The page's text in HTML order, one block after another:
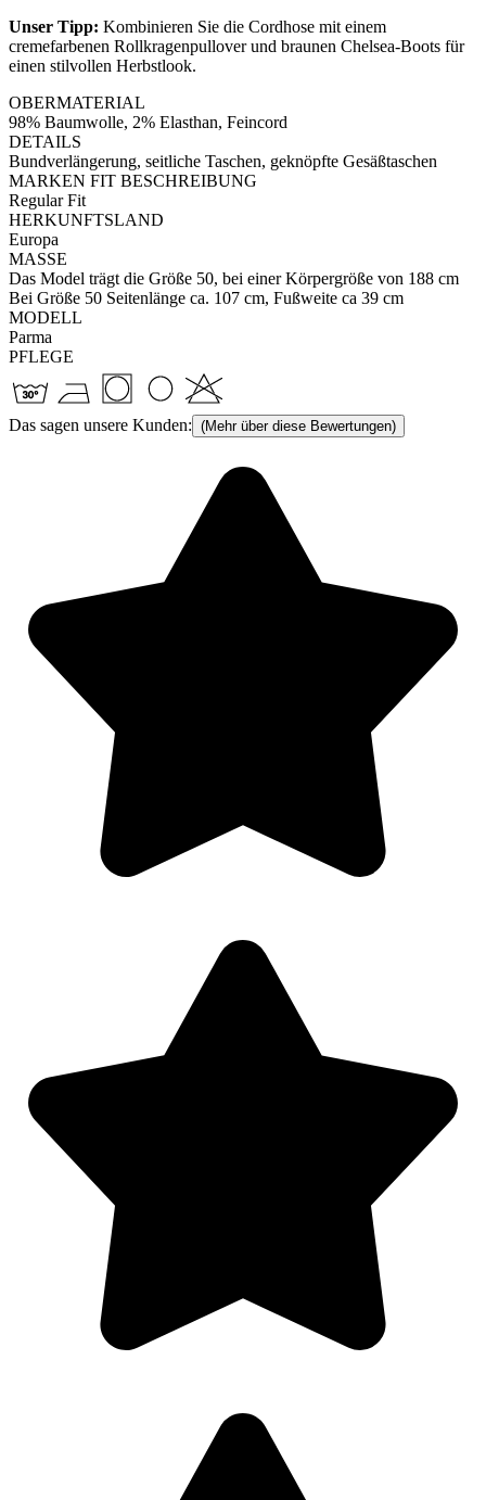
Unser Tipp: Kombinieren Sie die Cordhose mit einem
cremefarbenen Rollkragenpullover und braunen Chelsea-Boots für
einen stilvollen Herbstlook.
OBERMATERIAL
98% Baumwolle, 2% Elasthan, Feincord
DETAILS
Bundverlängerung, seitliche Taschen, geknöpfte Gesäßtaschen
MARKEN FIT BESCHREIBUNG
Regular Fit
HERKUNFTSLAND
Europa
MASSE
Das Model trägt die Größe 50, bei einer Körpergröße von 188 cm
Bei Größe 50 Seitenlänge ca. 107 cm, Fußweite ca 39 cm
MODELL
Parma
PFLEGE
Das sagen unsere Kunden: (Mehr über diese Bewertungen)